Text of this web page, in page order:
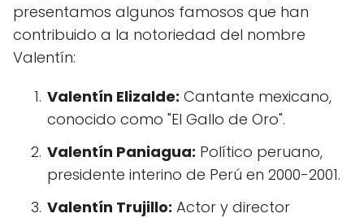
presentamos algunos famosos que han
contribuido a la notoriedad del nombre
Valentín:
Valentín Elizalde: Cantante mexicano,
conocido como "El Gallo de Oro".
Valentín Paniagua: Político peruano,
presidente interino de Perú en 2000-2001.
Valentín Trujillo: Actor y director